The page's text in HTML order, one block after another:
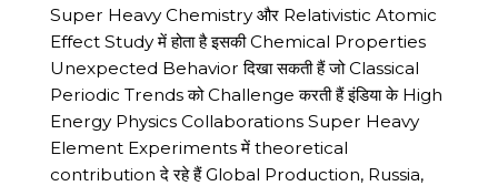
Super Heavy Chemistry और Relativistic Atomic
Effect Study में होता है इसकी Chemical Properties
Unexpected Behavior दिखा सकती हैं जो Classical
Periodic Trends को Challenge करती हैं इंडिया के High
Energy Physics Collaborations Super Heavy
Element Experiments में theoretical
contribution दे रहे हैं Global Production, Russia,